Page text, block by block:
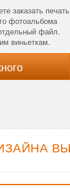
заказать печать
фотоальбома
файл.
виньеткам.